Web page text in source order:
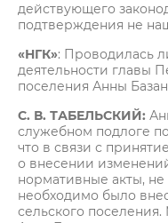
действующего
подтверждения не
«НГК»: Проводилась
деятельности главы
поселения Анны
С. В. ТАБЕЛЬСКИЙ:
служебном подлоге
что в связи с
о внесении
нормативные акты,
необходимо было
сельского